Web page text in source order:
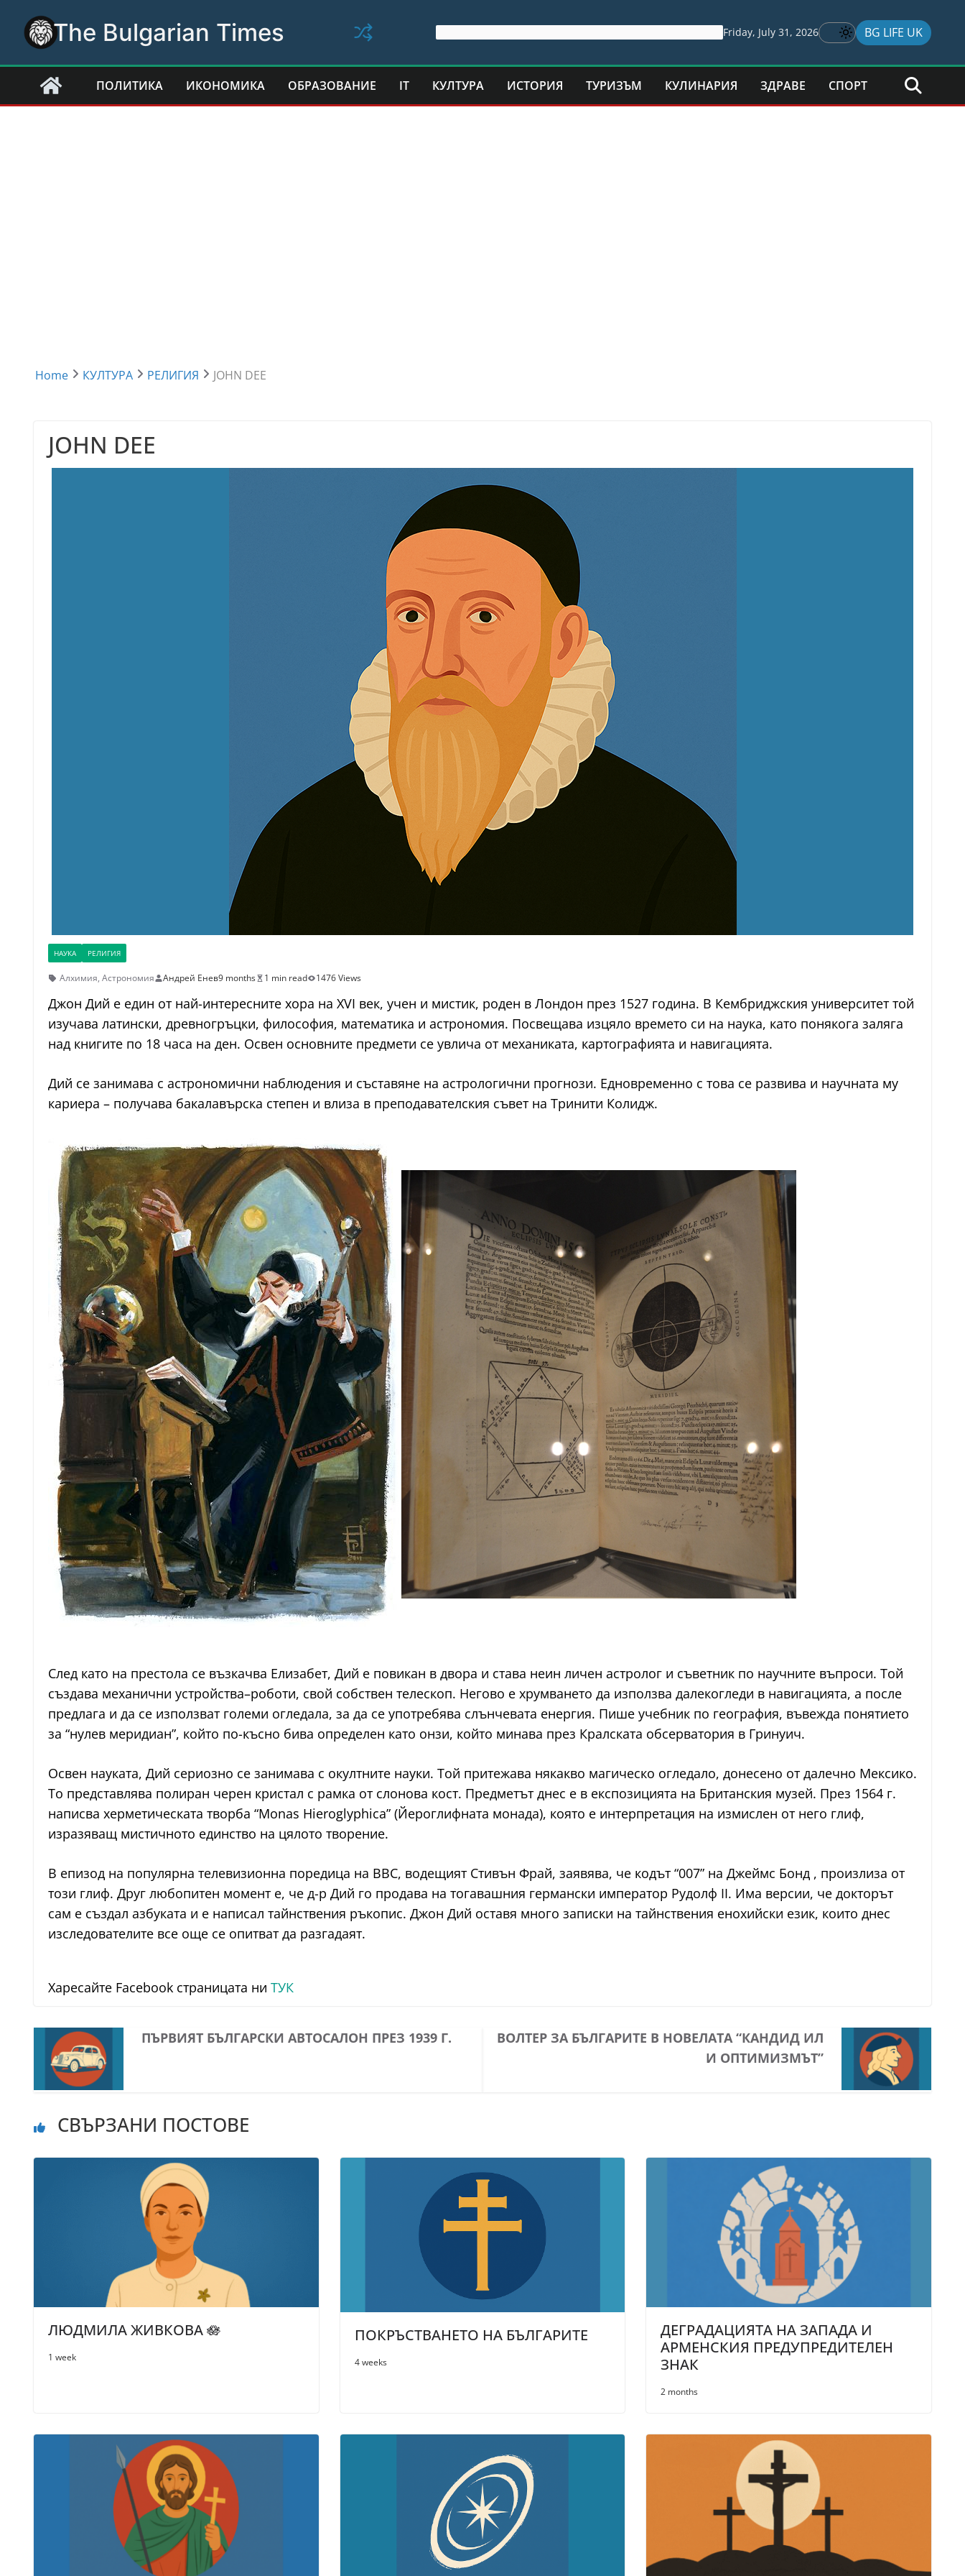
content
The Bulgarian Times Friday, July 31, 2026 BG LIFE UK
ПОЛИТИКА ИКОНОМИКА ОБРАЗОВАНИЕ IT КУЛТУРА ИСТОРИЯ ТУРИЗЪМ КУЛИНАРИЯ ЗДРАВЕ СПОРТ
Home КУЛТУРА РЕЛИГИЯ JOHN DEE
JOHN DEE
НАУКА РЕЛИГИЯ
Алхимия, Астрономия Андрей Енев9 months 1 min read 1476 Views
Джон Дий е един от най-интересните хора на XVI век, учен и мистик, роден в Лондон през 1527 година. В Кембриджския университет той
изучава латински, древногръцки, философия, математика и астрономия. Посвещава изцяло времето си на наука, като понякога заляга
над книгите по 18 часа на ден. Освен основните предмети се увлича от механиката, картографията и навигацията.
Дий се занимава с астрономични наблюдения и съставяне на астрологични прогнози. Едновременно с това се развива и научната му
кариера – получава бакалавърска степен и влиза в преподавателския съвет на Тринити Колидж.
След като на престола се възкачва Елизабет, Дий е повикан в двора и става неин личен астролог и съветник по научните въпроси. Той
създава механични устройства–роботи, свой собствен телескоп. Негово е хрумването да използва далекогледи в навигацията, а после
предлага и да се използват големи огледала, за да се употребява слънчевата енергия. Пише учебник по география, въвежда понятието
за “нулев меридиан”, който по-късно бива определен като онзи, който минава през Кралската обсерватория в Гринуич.
Освен науката, Дий сериозно се занимава с окултните науки. Той притежава някакво магическо огледало, донесено от далечно Мексико.
То представлява полиран черен кристал с рамка от слонова кост. Предметът днес е в експозицията на Британския музей. През 1564 г.
написва херметическата творба “Monas Hieroglyphica” (Йероглифната монада), която е интерпретация на измислен от него глиф,
изразяващ мистичното единство на цялото творение.
В епизод на популярна телевизионна поредица на BBC, водещият Стивън Фрай, заявява, че кодът “007” на Джеймс Бонд , произлиза от
този глиф. Друг любопитен момент е, че д-р Дий го продава на тогавашния германски император Рудолф II. Има версии, че докторът
сам е създал азбуката и е написал тайнствения ръкопис. Джон Дий оставя много записки на тайнствения енохийски език, които днес
изследователите все още се опитват да разгадаят.
Харесайте Facebook страницата ни ТУК
ПЪРВИЯТ БЪЛГАРСКИ АВТОСАЛОН ПРЕЗ 1939 Г.
ВОЛТЕР ЗА БЪЛГАРИТЕ В НОВЕЛАТА “КАНДИД ИЛ
И ОПТИМИЗМЪТ”
СВЪРЗАНИ ПОСТОВЕ
ЛЮДМИЛА ЖИВКОВА 🪷
1 week
ПОКРЪСТВАНЕТО НА БЪЛГАРИТЕ
4 weeks
ДЕГРАДАЦИЯТА НА ЗАПАДА И
АРМЕНСКИЯ ПРЕДУПРЕДИТЕЛЕН
ЗНАК
2 months